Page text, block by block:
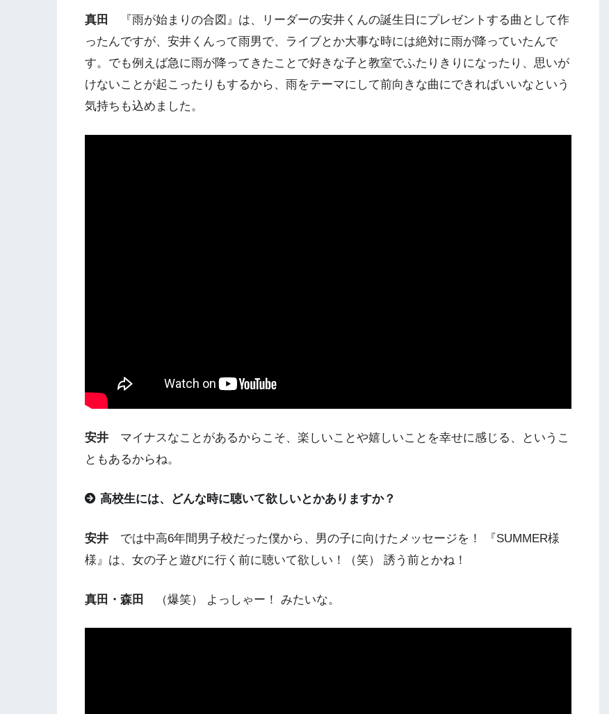
真田
『雨が始まりの合図』は、リーダーの安井くんの誕生日にプレゼントする曲として作
ったんですが、安井くんって雨男で、ライブとか大事な時には絶対に雨が降っていたんで
す。でも例えば急に雨が降ってきたことで好きな子と教室でふたりきりになったり、思いが
けないことが起こったりもするから、雨をテーマにして前向きな曲にできればいいなという
気持ちも込めました。
安井 マイナスなことがあるからこそ、楽しいことや嬉しいことを幸せに感じる、というこ
ともあるからね。
高校生には、どんな時に聴いて欲しいとかありますか？
安井 では中高6年間男子校だった僕から、男の子に向けたメッセージを！ 『SUMMER様
様』は、女の子と遊びに行く前に聴いて欲しい！（笑） 誘う前とかね！
真田・森田 （爆笑） よっしゃー！ みたいな。